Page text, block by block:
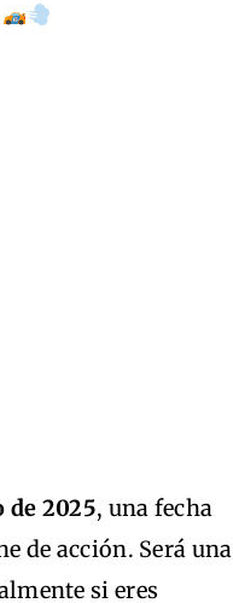
de 2025, una fecha
de acción. Será una
si eres